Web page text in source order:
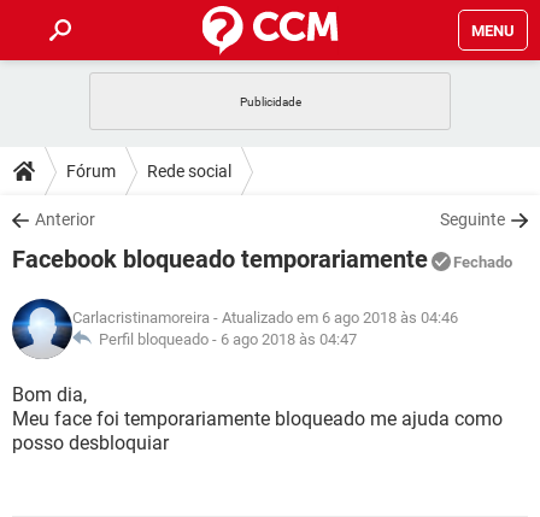
MENU
CELULAR
OUTLOOK
INSTAGRAM GMAIL
GUIA DE COMPRAS
DICAS
JOGOS
INSTAGRAM GMAIL
GUIA DE COMPRAS
DOWNLOADS
JOGOS WHATSAPP
CELULAR
OUTLOOK EXCEL
INSTAGRAM
GUIA DE COMPRAS
JOGOS WHATSAPP
CELULAR
OUTLOOK
INSTAGRAM
GLOSSÁRIO
JOGOS
CELULAR FACEBOOK
Fórum Rede social
Anterior Seguinte
Facebook bloqueado temporariamente Fechado
Carlacristinamoreira - Atualizado em 6 ago 2018 às 04:46
Perfil bloqueado - 6 ago 2018 às 04:47
Bom dia,
Meu face foi temporariamente bloqueado me ajuda como
posso desbloquiar